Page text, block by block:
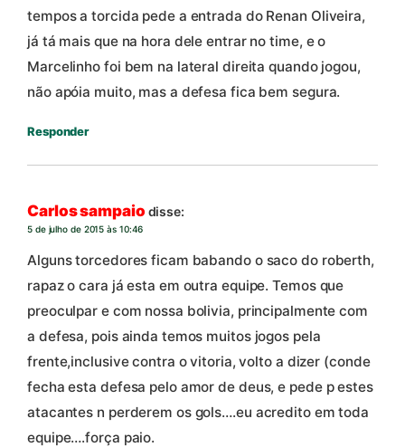
tempos a torcida pede a entrada do Renan Oliveira,
já tá mais que na hora dele entrar no time, e o
Marcelinho foi bem na lateral direita quando jogou,
não apóia muito, mas a defesa fica bem segura.
Responder
Carlos sampaio disse:
5 de julho de 2015 às 10:46
Alguns torcedores ficam babando o saco do roberth,
rapaz o cara já esta em outra equipe. Temos que
preoculpar e com nossa bolivia, principalmente com
a defesa, pois ainda temos muitos jogos pela
frente,inclusive contra o vitoria, volto a dizer (conde
fecha esta defesa pelo amor de deus, e pede p estes
atacantes n perderem os gols….eu acredito em toda
equipe….força paio.